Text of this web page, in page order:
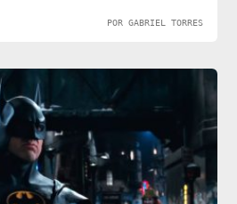
POR GABRIEL TORRES